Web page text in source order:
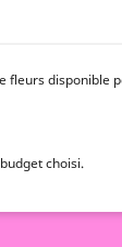
fleurs disponible
choisi.